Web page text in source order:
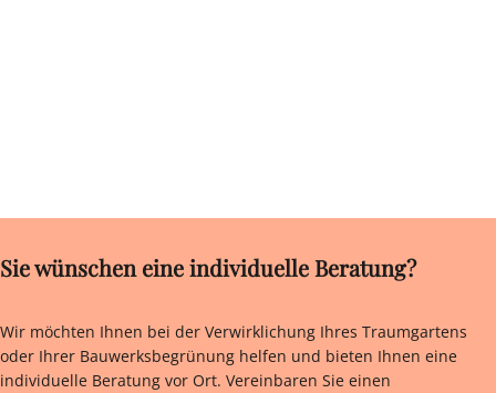
Sie wünschen eine individuelle Beratung?
Wir möchten Ihnen bei der Verwirklichung Ihres Traumgartens
oder Ihrer Bauwerksbegrünung helfen und bieten Ihnen eine
individuelle Beratung vor Ort. Vereinbaren Sie einen